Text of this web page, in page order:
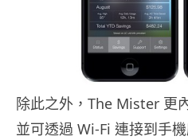
除此之外，The Mister 更
並可透過 Wi-Fi 連接到手